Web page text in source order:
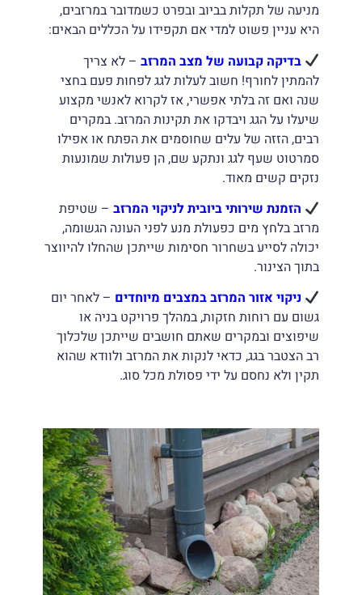
מניעה של תקלות בביוב ובפרט כשמדובר במרזבים,
היא עניין פשוט למדי אם תקפידו על הכללים הבאים:
בדיקה קבועה של מצב המרזב– לא צריך
להמתין לחורף! חשוב לעלות לגג לפחות פעם בחצי
שנה ואם זה בלתי אפשרי, אז לקרוא לאנשי מקצוע
שיעלו על הגג ויבדקו את תקינות המרזב. במקרים
רבים, הזזה של עלים שחוסמים את הפתח או אפילו
סמרטוט שעף לגג ונתקע שם, הן פעולות שמונעות
נזקים קשים מאוד.
הזמנת שירותי ביובית לניקוי המרזב– שטיפת
מרזב בלחץ מים כפעולת מנע לפני העונה הגשומה,
יכולה לסייע בשחרור חסימות שייתכן שהחלו להיווצר
בתוך הצינור.
ניקוי אזור המרזב במצבים מיוחדים– לאחר יום
גשום עם רוחות חזקות, במהלך פרויקט בניה או
שיפוצים ובמקרים שאתם חושבים שייתכן שלכלוך
רב הצטבר בגג, כדאי לנקות את המרזב ולוודא שהוא
תקין ולא נחסם על ידי פסולת מכל סוג.